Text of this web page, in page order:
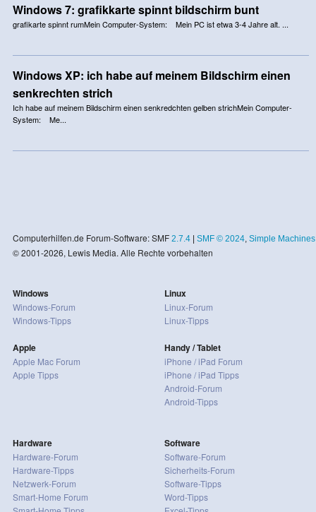
Windows 7: grafikkarte spinnt bildschirm bunt
grafikarte spinnt rumMein Computer-System: Mein PC ist etwa 3-4 Jahre alt. ...
Windows XP: ich habe auf meinem Bildschirm einen
senkrechten strich
Ich habe auf meinem Bildschirm einen senkredchten gelben strichMein Computer-
System: Me...
Computerhilfen.de Forum-Software: SMF 2.7.4| SMF © 2024, Simple Machines
© 2001-2026, Lewis Media. Alle Rechte vorbehalten
Windows
Windows-Forum
Windows-Tipps
Apple
Apple Mac Forum
Apple Tipps
Linux
Linux-Forum
Linux-Tipps
Handy / Tablet
iPhone / iPad Forum
iPhone / iPad Tipps
Android-Forum
Android-Tipps
Hardware
Hardware-Forum
Hardware-Tipps
Netzwerk-Forum
Smart-Home Forum
Software
Software-Forum
Sicherheits-Forum
Software-Tipps
Word-Tipps